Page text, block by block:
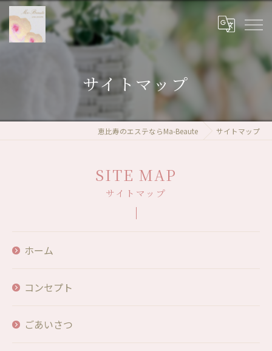
サイトマップ
恵比寿のエステならMa-Beaute サイトマップ
サイトマップ
SITE MAP
ホーム
コンセプト
ごあいさつ